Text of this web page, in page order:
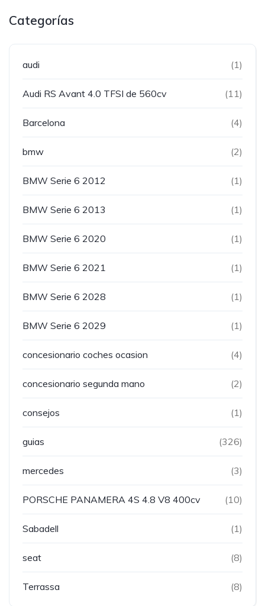
Categorías
audi (1)
Audi RS Avant 4.0 TFSI de 560cv (11)
Barcelona (4)
bmw (2)
BMW Serie 6 2012 (1)
BMW Serie 6 2013 (1)
BMW Serie 6 2020 (1)
BMW Serie 6 2021 (1)
BMW Serie 6 2028 (1)
BMW Serie 6 2029 (1)
concesionario coches ocasion (4)
concesionario segunda mano (2)
consejos (1)
guias (326)
mercedes (3)
PORSCHE PANAMERA 4S 4.8 V8 400cv (10)
Sabadell (1)
seat (8)
Terrassa (8)